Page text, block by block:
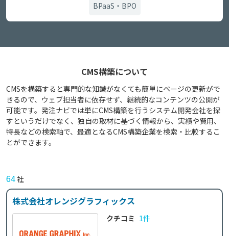
BPaaS・BPO
CMS構築について
CMSを構築すると専門的な知識がなくても簡単にページの更新がで
きるので、ウェブ担当者に依存せず、継続的なコンテンツの公開が
可能です。発注ナビでは単にCMS構築を行うシステム開発会社を探
すというだけでなく、独自の取材に基づく情報から、実績や費用、
特長などの検索軸で、最適となるCMS構築企業を検索・比較するこ
とができます。
64社
株式会社オレンジグラフィックス
クチコミ 1件